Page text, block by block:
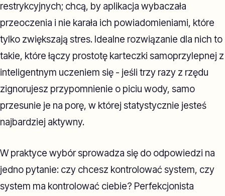
restrykcyjnych; chcą, by aplikacja wybaczała
przeoczenia i nie karała ich powiadomieniami, które
tylko zwiększają stres. Idealne rozwiązanie dla nich to
takie, które łączy prostotę karteczki samoprzylepnej z
inteligentnym uczeniem się - jeśli trzy razy z rzędu
zignorujesz przypomnienie o piciu wody, samo
przesunie je na porę, w której statystycznie jesteś
najbardziej aktywny.
W praktyce wybór sprowadza się do odpowiedzi na
jedno pytanie: czy chcesz kontrolować system, czy
system ma kontrolować ciebie? Perfekcjonista